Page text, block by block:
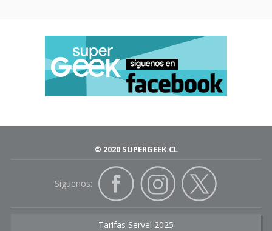
© 2020 SUPERGEEK.CL
Siguenos:
Tarifas Servel 2025